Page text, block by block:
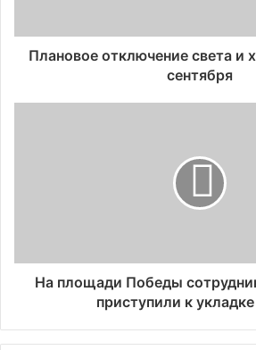
Плановое отключение света и
сентября
На площади Победы
приступили к укладке